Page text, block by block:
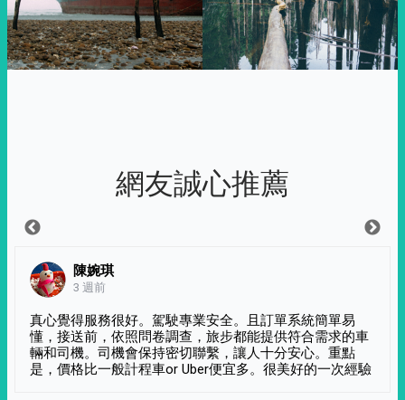
網友誠心推薦
陳婉琪
3 週前
真心覺得服務很好。駕駛專業安全。且訂單系統簡單易
懂，接送前，依照問卷調查，旅步都能提供符合需求的車
輛和司機。司機會保持密切聯繫，讓人十分安心。重點
是，價格比一般計程車or Uber便宜多。很美好的一次經驗